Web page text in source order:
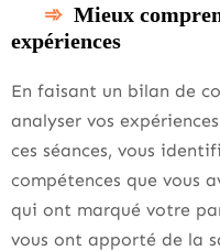
Mieux
expériences
En faisant un bilan de
analyser vos
ces séances, vous
compétences que vous
qui ont marqué votre
vous ont apporté de la